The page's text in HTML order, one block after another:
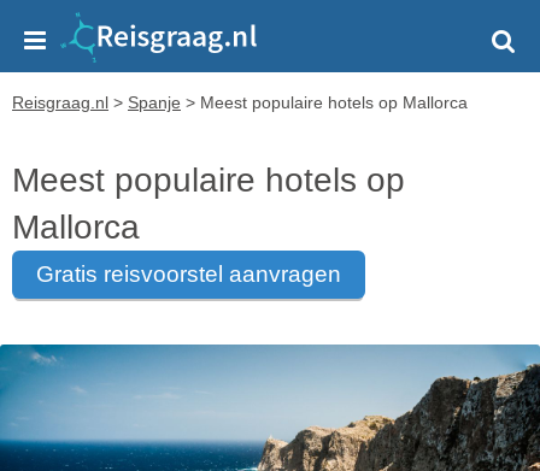
Reisgraag.nl > Spanje > Meest populaire hotels op Mallorca
Meest populaire hotels op
Mallorca
gratis reisvoorstel aanvragen